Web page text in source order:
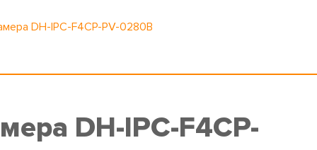
DH-IPC-F4CP-PV-0280B
DH-IPC-F4CP-